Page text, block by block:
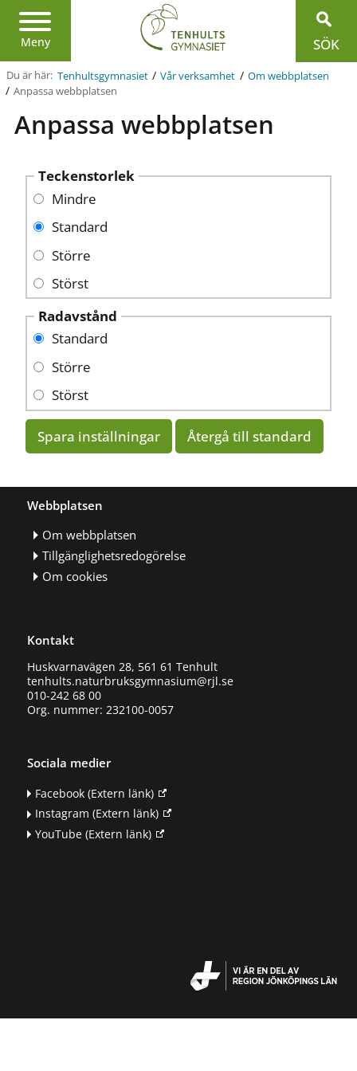
Meny
Region
Jönköpings
län
SÖK
Du är här: Tenhultsgymnasiet / Vår verksamhet / Om webbplatsen
/ Anpassa webbplatsen
Anpassa webbplatsen
Teckenstorlek
Mindre
Standard
Större
Störst
Radavstånd
Standard
Större
Störst
Spara inställningar Återgå till standard
Webbplatsen
Om webbplatsen
Tillgänglighetsredogörelse
Om cookies
Kontakt
Huskvarnavägen 28, 561 61 Tenhult
tenhults.naturbruksgymnasium@rjl.se
010-242 68 00
Org. nummer: 232100-0057
Sociala medier
Facebook(Extern länk)
Instagram (Extern länk)
YouTube(Extern länk)